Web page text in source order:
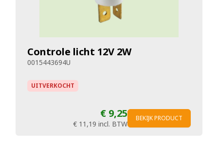
Controle licht 12V 2W
0015443694U
UITVERKOCHT
€ 9,25
€ 11,19 incl. BTW
BEKIJK PRODUCT